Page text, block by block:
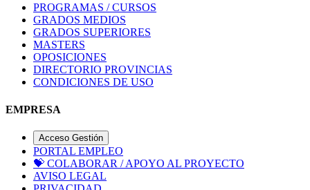
PROGRAMAS / CURSOS
GRADOS MEDIOS
GRADOS SUPERIORES
MASTERS
OPOSICIONES
DIRECTORIO PROVINCIAS
CONDICIONES DE USO
EMPRESA
Acceso Gestión
PORTAL EMPLEO
💝 COLABORAR / APOYO AL PROYECTO
AVISO LEGAL